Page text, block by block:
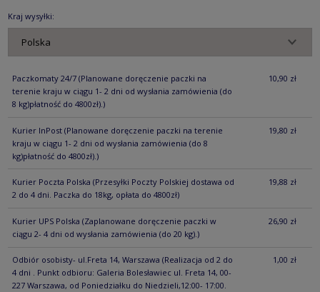
Kraj wysyłki:
Paczkomaty 24/7 (Planowane doręczenie paczki na
terenie kraju w ciągu 1- 2 dni od wysłania zamówienia (do
8 kg)płatność do 4800zł).)
10,90 zł
Kurier InPost (Planowane doręczenie paczki na terenie
kraju w ciągu 1- 2 dni od wysłania zamówienia (do 8
kg)płatność do 4800zł).)
19,80 zł
Kurier Poczta Polska (Przesyłki Poczty Polskiej dostawa od
2 do 4 dni. Paczka do 18kg, opłata do 4800zł)
19,88 zł
Kurier UPS Polska (Zaplanowane doręczenie paczki w
ciągu 2- 4 dni od wysłania zamówienia (do 20 kg).)
26,90 zł
Odbiór osobisty- ul.Freta 14, Warszawa (Realizacja od 2 do
4 dni . Punkt odbioru: Galeria Bolesławiec ul. Freta 14, 00-
227 Warszawa, od Poniedziałku do Niedzieli,12:00- 17:00.
1,00 zł